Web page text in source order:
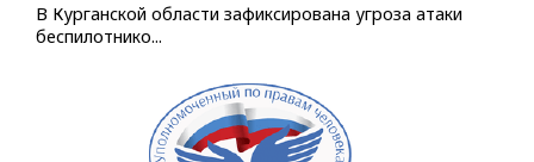
В Курганской области зафиксирована угроза атаки
беспилотнико...